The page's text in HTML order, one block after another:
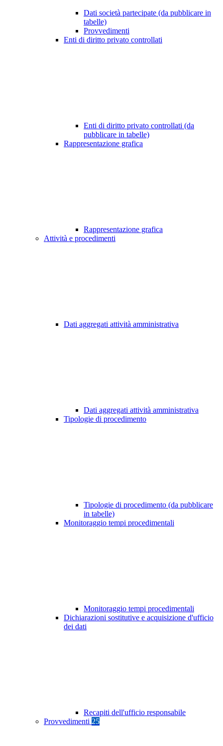
Dati società partecipate (da pubblicare in
tabelle)
Provvedimenti
Enti di diritto privato controllati
Enti di diritto privato controllati (da
pubblicare in tabelle)
Rappresentazione grafica
Rappresentazione grafica
Attività e procedimenti
Dati aggregati attività amministrativa
Dati aggregati attività amministrativa
Tipologie di procedimento
Tipologie di procedimento (da pubblicare
in tabelle)
Monitoraggio tempi procedimentali
Monitoraggio tempi procedimentali
Dichiarazioni sostitutive e acquisizione d'ufficio
dei dati
Recapiti dell'ufficio responsabile
Provvedimenti 25